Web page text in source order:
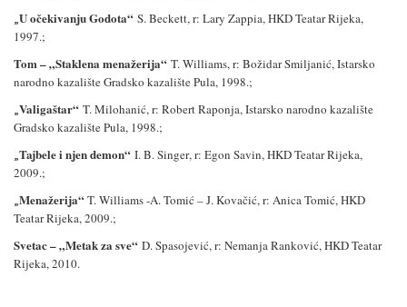
U očekivanju Godota“ S. Beckett, r: Lary Zappia, HKD Teatar Rijeka,
1997.;
Tom – „Staklena menažerija“ T. Williams, r: Božidar Smiljanić, Istarsko
narodno kazalište Gradsko kazalište Pula, 1998.;
Valigaštar“ T. Milohanić, r: Robert Raponja, Istarsko narodno kazalište
Gradsko kazalište Pula, 1998.;
Tajbele i njen demon“ I. B. Singer, r: Egon Savin, HKD Teatar Rijeka,
2009.;
Menažerija“T. Williams -A. Tomić – J. Kovačić, r: Anica Tomić, HKD
Teatar Rijeka, 2009.;
Svetac – „Metak za sve“ D. Spasojević, r: Nemanja Ranković, HKD Teatar
Rijeka, 2010.